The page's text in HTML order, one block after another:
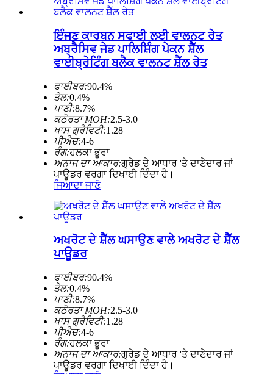
ਇੰਜਣ ਕਾਰਬਨ ਸਫਾਈ ਲਈ ਵਾਲਨਟ ਰੇਤ
ਅਬ੍ਰੈਸਿਵ ਜੇਡ ਪਾਲਿਸ਼ਿੰਗ ਪੇਕਨ ਸ਼ੈੱਲ
ਵਾਈਬ੍ਰੇਟਿੰਗ ਬਲੈਕ ਵਾਲਨਟ ਸ਼ੈੱਲ ਰੇਤ
ਫਾਈਬਰ:90.4%
ਤੇਲ:0.4%
ਪਾਣੀ:8.7%
ਕਠੋਰਤਾ MOH:2.5-3.0
ਖਾਸ ਗ੍ਰੈਵਿਟੀ:1.28
ਪੀਐਚ:4-6
ਰੰਗ:ਹਲਕਾ ਭੂਰਾ
ਅਨਾਜ ਦਾ ਆਕਾਰ:ਗ੍ਰੇਡ ਦੇ ਆਧਾਰ 'ਤੇ ਦਾਣੇਦਾਰ ਜਾਂ
ਪਾਊਡਰ ਵਰਗਾ ਦਿਖਾਈ ਦਿੰਦਾ ਹੈ।
ਜਿਆਦਾ ਜਾਣੋ
ਅਖਰੋਟ ਦੇ ਸ਼ੈੱਲ ਘਸਾਉਣ ਵਾਲੇ ਅਖਰੋਟ ਦੇ ਸ਼ੈੱਲ
ਪਾਊਡਰ
ਫਾਈਬਰ:90.4%
ਤੇਲ:0.4%
ਪਾਣੀ:8.7%
ਕਠੋਰਤਾ MOH:2.5-3.0
ਖਾਸ ਗ੍ਰੈਵਿਟੀ:1.28
ਪੀਐਚ:4-6
ਰੰਗ:ਹਲਕਾ ਭੂਰਾ
ਅਨਾਜ ਦਾ ਆਕਾਰ:ਗ੍ਰੇਡ ਦੇ ਆਧਾਰ 'ਤੇ ਦਾਣੇਦਾਰ ਜਾਂ
ਪਾਊਡਰ ਵਰਗਾ ਦਿਖਾਈ ਦਿੰਦਾ ਹੈ।